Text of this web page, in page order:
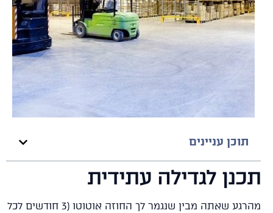
תוכן עניינים
לגדילה עתידית
מהרגע שאתה מבין שנגמר לך החוזה אוטוטו (3 חודשים לכל